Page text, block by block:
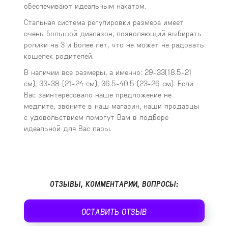
обеспечивают идеальным накатом.
Стальная система регулировки размера имеет
очень большой диапазон, позволяющий выбирать
ролики на 3 и более лет, что не может не радовать
кошелек родителей.
В наличии все размеры, а именно: 29-33(18.5-21
см), 33-38 (21-24 см), 36.5-40.5 (23-26 см). Если
Вас заинтересовало наше предложение не
медлите, звоните в наш магазин, наши продавцы
с удовольствием помогут Вам в подборе
идеальной для Вас пары.
ОТЗЫВЫ, КОММЕНТАРИИ, ВОПРОСЫ:
ОСТАВИТЬ ОТЗЫВ